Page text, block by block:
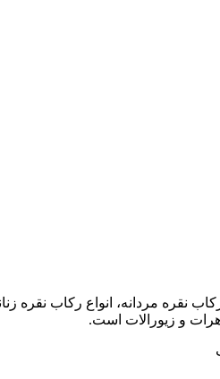
نقره مردانه، انواع رکاب نقره
و زیورالات است.